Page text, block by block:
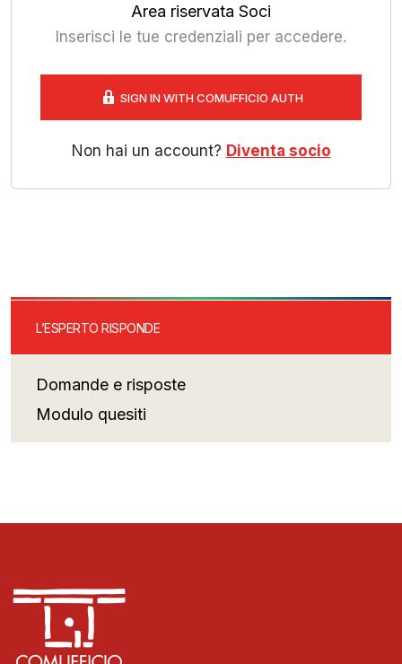
Area riservata Soci
Inserisci le tue credenziali per accedere.
SIGN IN WITH COMUFFICIO AUTH
Non hai un account? Diventa socio
L’ESPERTO RISPONDE
Domande e risposte
Modulo quesiti